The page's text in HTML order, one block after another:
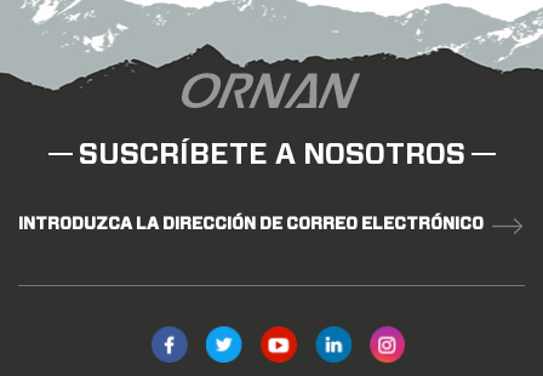
SUSCRÍBETE A NOSOTROS
INTRODUZCA LA DIRECCIÓN DE CORREO ELECTRÓNICO